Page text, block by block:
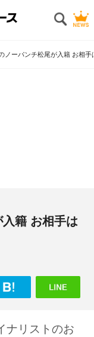
ノーパンチ松尾が入籍 お相
籍 お相手は
ナリストのお